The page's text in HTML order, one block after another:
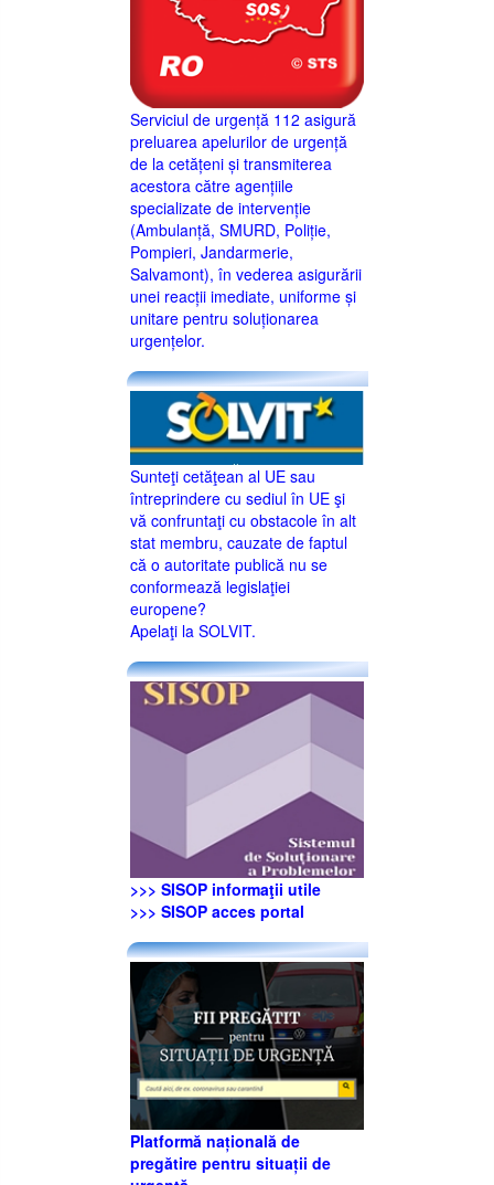
Serviciul de urgență 112 asigură
preluarea apelurilor de urgență
de la cetățeni și transmiterea
acestora către agențiile
specializate de intervenție
(Ambulanță, SMURD, Poliție,
Pompieri, Jandarmerie,
Salvamont), în vederea asigurării
unei reacții imediate, uniforme și
unitare pentru soluționarea
urgențelor.
Sunteţi cetăţean al UE sau
întreprindere cu sediul în UE şi
vă confruntaţi cu obstacole în alt
stat membru, cauzate de faptul
că o autoritate publică nu se
conformează legislaţiei
europene?
Apelaţi la SOLVIT.
>>> SISOP informaţii utile
>>> SISOP acces portal
Platformă națională de
pregătire pentru situații de